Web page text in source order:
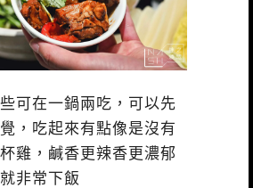
可在一鍋兩吃，可以先
，吃起來有點像是沒有
雞，鹹香更辣香更濃郁
非常下飯